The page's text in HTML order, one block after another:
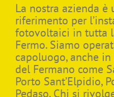
La nostra azienda è
riferimento per
fotovoltaici in tutta
Fermo. Siamo
capoluogo, anche
del Fermano come
Porto Sant’Elpidio,
Pedaso. Chi si